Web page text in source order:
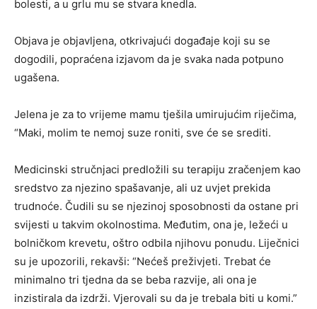
bolesti, a u grlu mu se stvara knedla.
Objava je objavljena, otkrivajući događaje koji su se
dogodili, popraćena izjavom da je svaka nada potpuno
ugašena.
Jelena je za to vrijeme mamu tješila umirujućim riječima,
“Maki, molim te nemoj suze roniti, sve će se srediti.
Medicinski stručnjaci predložili su terapiju zračenjem kao
sredstvo za njezino spašavanje, ali uz uvjet prekida
trudnoće. Čudili su se njezinoj sposobnosti da ostane pri
svijesti u takvim okolnostima. Međutim, ona je, ležeći u
bolničkom krevetu, oštro odbila njihovu ponudu. Liječnici
su je upozorili, rekavši: “Nećeš preživjeti. Trebat će
minimalno tri tjedna da se beba razvije, ali ona je
inzistirala da izdrži. Vjerovali su da je trebala biti u komi.”